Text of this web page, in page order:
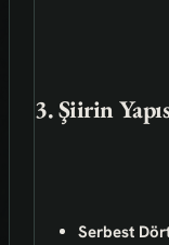
3. Şiirin
Serbest